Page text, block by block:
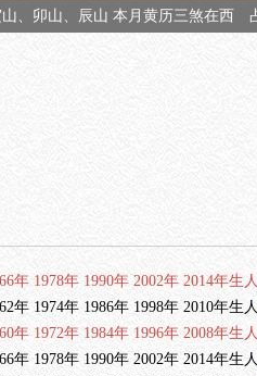
、卯山、辰山 本月黄历三煞在西
年 1978年 1990年 2002年 2014年生人
年 1974年 1986年 1998年 2010年生人
年 1972年 1984年 1996年 2008年生人
年 1978年 1990年 2002年 2014年生人